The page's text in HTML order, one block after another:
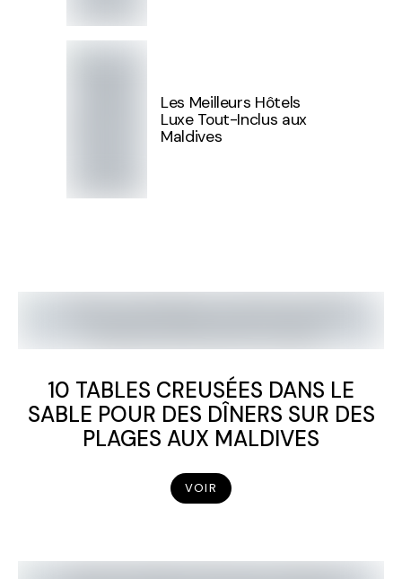
Les Meilleurs Hôtels
Luxe Tout-Inclus aux
Maldives
10 TABLES CREUSÉES DANS LE
SABLE POUR DES DÎNERS SUR DES
PLAGES AUX MALDIVES
VOIR